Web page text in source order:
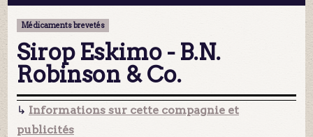
BOUTEILLES ▼
MA COLLECTION
CONTACT
Médicaments brevetés
Sirop Eskimo - B.N.
Robinson & Co.
↳ Informations sur cette compagnie et
publicités